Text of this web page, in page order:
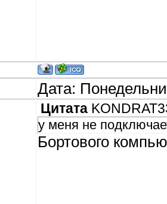
Дата:
Цитата
у меня не
Бортового